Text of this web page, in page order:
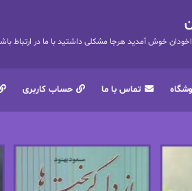
خوش آمدید هرجا مشکلی داشتید با ما در ارتباط باشید.
تماس با ما حساب کاربری